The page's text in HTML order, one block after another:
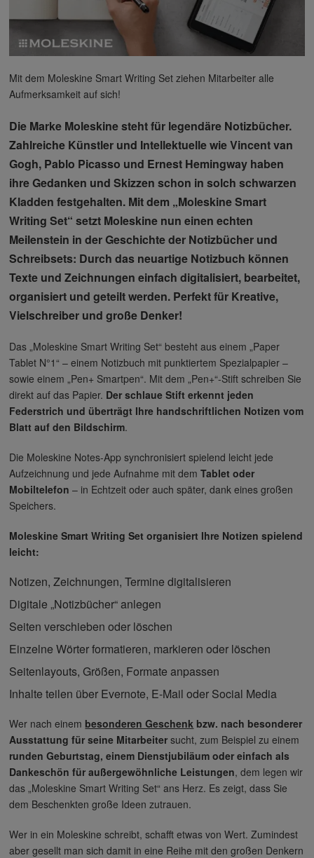
Mit dem Moleskine Smart Writing Set ziehen Mitarbeiter alle
Aufmerksamkeit auf sich!
Die Marke Moleskine steht für legendäre Notizbücher.
Zahlreiche Künstler und Intellektuelle wie Vincent van
Gogh, Pablo Picasso und Ernest Hemingway haben
ihre Gedanken und Skizzen schon in solch schwarzen
Kladden festgehalten. Mit dem „Moleskine Smart
Writing Set“ setzt Moleskine nun einen echten
Meilenstein in der Geschichte der Notizbücher und
Schreibsets: Durch das neuartige Notizbuch können
Texte und Zeichnungen einfach digitalisiert, bearbeitet,
organisiert und geteilt werden. Perfekt für Kreative,
Vielschreiber und große Denker!
Das „Moleskine Smart Writing Set“ besteht aus einem „Paper
Tablet N°1“ – einem Notizbuch mit punktiertem Spezialpapier –
sowie einem „Pen+ Smartpen“. Mit dem „Pen+“-Stift schreiben Sie
direkt auf das Papier. Der schlaue Stift erkennt jeden
Federstrich und überträgt Ihre handschriftlichen Notizen vom
Blatt auf den Bildschirm.
Die Moleskine Notes-App synchronisiert spielend leicht jede
Aufzeichnung und jede Aufnahme mit demTablet oder
Mobiltelefon – in Echtzeit oder auch später, dank eines großen
Speichers.
Moleskine Smart Writing Set organisiert Ihre Notizen spielend
leicht:
Notizen, Zeichnungen, Termine digitalisieren
Digitale „Notizbücher“ anlegen
Seiten verschieben oder löschen
Einzelne Wörter formatieren, markieren oder löschen
Seitenlayouts, Größen, Formate anpassen
Inhalte teilen über Evernote, E-Mail oder Social Media
Wer nach einem besonderen Geschenk bzw. nach besonderer
Ausstattung für seine Mitarbeitersucht, zum Beispiel zu einem
runden Geburtstag, einem Dienstjubiläum oder einfach als
Dankeschön für außergewöhnliche Leistungen, dem legen wir
das „Moleskine Smart Writing Set“ ans Herz. Es zeigt, dass Sie
dem Beschenkten große Ideen zutrauen.
Wer in ein Moleskine schreibt, schafft etwas von Wert. Zumindest
aber gesellt man sich damit in eine Reihe mit den großen Denkern